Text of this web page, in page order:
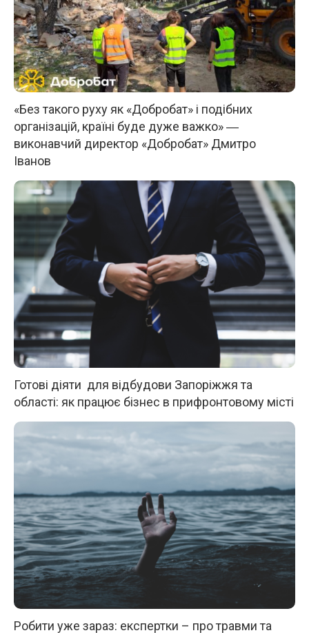
«Без такого руху як «Добробат» і подібних
організацій, країні буде дуже важко» ―
виконавчий директор «Добробат» Дмитро
Іванов
Готові діяти для відбудови Запоріжжя та
області: як працює бізнес в прифронтовому місті
Робити уже зараз: експертки – про травми та